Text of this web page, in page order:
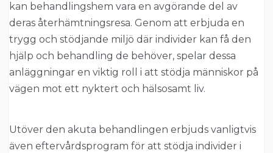
kan behandlingshem vara en avgörande del av
deras återhämtningsresa. Genom att erbjuda en
trygg och stödjande miljö där individer kan få den
hjälp och behandling de behöver, spelar dessa
anläggningar en viktig roll i att stödja människor på
vägen mot ett nyktert och hälsosamt liv.
Utöver den akuta behandlingen erbjuds vanligtvis
även eftervårdsprogram för att stödja individer i